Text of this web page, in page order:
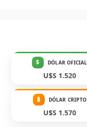
$ DÓLAR OFICIAL
U$S 1.520
₿ DÓLAR CRIPTO
U$S 1.570